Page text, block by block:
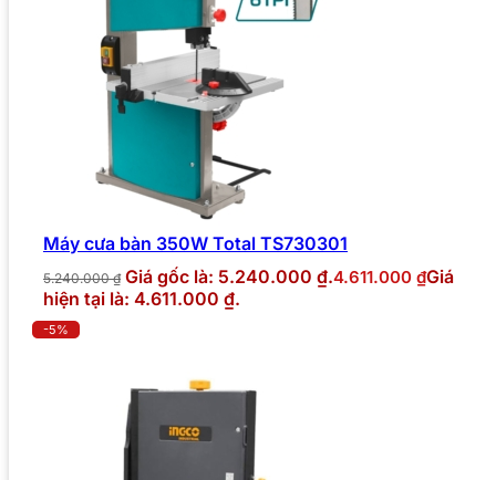
Máy cưa bàn 350W Total TS730301
5.240.000₫ Giá gốc là: 5.240.000 ₫.4.611.000 ₫Giá
hiện tại là: 4.611.000 ₫.
-5%